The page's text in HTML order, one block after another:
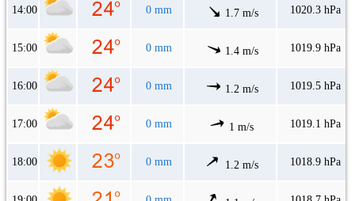
14:00 0 mm 1.7 m/s 1020.3 hPa
15:00 0 mm 1.4 m/s 1019.9 hPa
16:00 0 mm 1.2 m/s 1019.5 hPa
17:00 0 mm 1 m/s 1019.1 hPa
18:00 0 mm 1.2 m/s 1018.9 hPa